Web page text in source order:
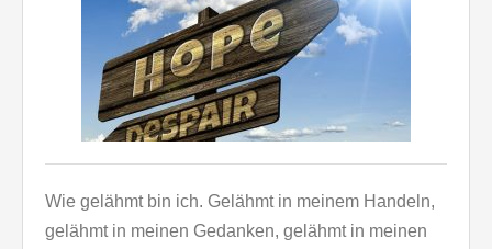
Wie gelähmt bin ich. Gelähmt in meinem Handeln,
gelähmt in meinen Gedanken, gelähmt in meinen